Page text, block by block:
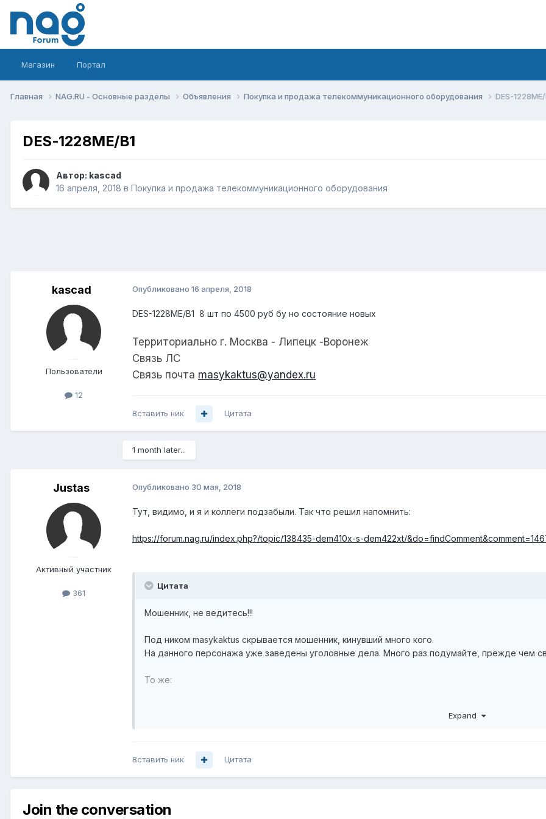
Магазин Портал
Главная NAG.RU - Основные разделы Объявления Покупка и продажа телекоммуникационного оборудования DES-1228ME/
DES-1228ME/B1
Автор: kascad
16 апреля, 2018 в Покупка и продажа телекоммуникационного оборудования
kascad
Пользователи
12
Опубликовано 16 апреля, 2018
DES-1228ME/B1 8 шт по 4500 руб бу но состояние новых
Территориально г. Москва - Липецк -Воронеж
Связь ЛС
Связь почта masykaktus@yandex.ru
Вставить ник Цитата
1 month later...
Justas
Активный участник
361
Опубликовано 30 мая, 2018
Тут, видимо, и я и коллеги подзабыли. Так что решил напомнить:
https://forum.nag.ru/index.php?/topic/138435-dem410x-s-dem422xt/
Цитата
Мошенник, не ведитесь!!!
Под ником masykaktus скрывается мошенник, кинувший много кого.
На данного персонажа уже заведены уголовные дела. Много раз подумайте, прежде чем
То же:
http://forum.nag.ru/forum/index.php?showtopic=122765
http://forum.nag.ru/forum/index.php?showtopic=124447
Expand
Вставить ник Цитата
Join the conversation